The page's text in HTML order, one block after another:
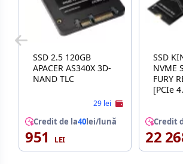
SSD 2.5 120GB
APACER AS340X 3D-
NAND TLC
29 lei
Credit de la40lei/lună
951
SSD KINGSTON .M.2
NVME
FURY
[PCIe
R/
3DTLC]
Credit
22